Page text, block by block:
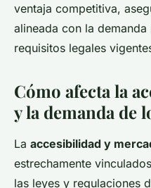
ventaja competitiva,
alineada con la
requisitos legales
Cómo afecta la
y la demanda de
La accesibilidad y
estrechamente
las leyes y regulaciones